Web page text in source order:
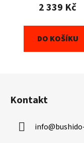
2 339 Kč
DO KOŠÍKU
Kontakt
info@